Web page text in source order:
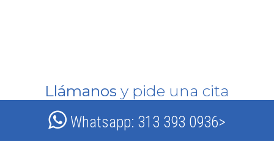
Llámanos y pide una cita
Whatsapp: 313 393 0936>